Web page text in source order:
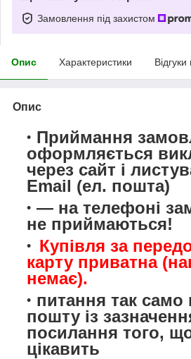
Замовлення під захистом
Опис Характеристики
Опис
Приймання
оформляється
через сайт і
Email (ел. пошта)
— на телефоні
не приймаються!
Купівля за
карту приватна
немає).
питання так само
пошту із
посилання того,
цікавить